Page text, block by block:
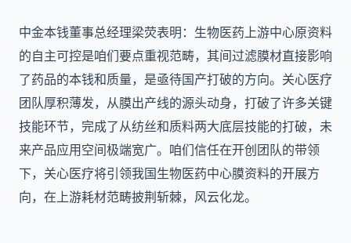
中金本钱董事总经理梁荧表明：生物医药上游中心原资料
的自主可控是咱们要点重视范畴，其间过滤膜材直接影响
了药品的本钱和质量，是亟待国产打破的方向。关心医疗
团队厚积薄发，从膜出产线的源头动身，打破了许多关键
技能环节，完成了从纺丝和质料两大底层技能的打破，未
来产品应用空间极端宽广。咱们信任在开创团队的带领
下，关心医疗将引领我国生物医药中心膜资料的开展方
向，在上游耗材范畴披荆斩棘，风云化龙。